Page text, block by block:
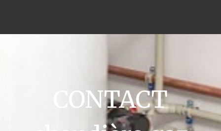
CONTACT